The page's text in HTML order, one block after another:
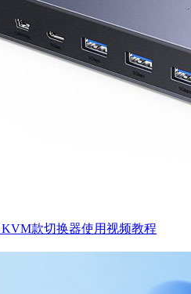
KVM款切换器使用视频教程